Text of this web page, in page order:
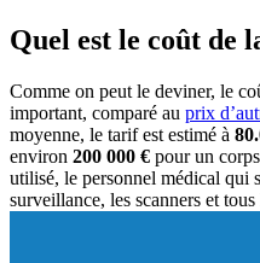
Quel est le coût de
Comme on peut le deviner, le
important, comparé au prix
moyenne, le tarif est estimé à
environ 200 000 € pour un
utilisé, le personnel médical qui
surveillance, les scanners et tous